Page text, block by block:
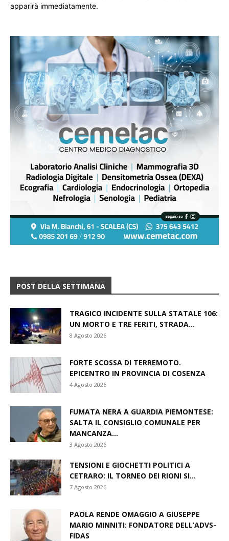
apparirà immediatamente.
POST DELLA SETTIMANA
TRAGICO INCIDENTE SULLA STATALE 106:
UN MORTO E TRE FERITI, STRADA...
8 Agosto 2026
FORTE SCOSSA DI TERREMOTO.
EPICENTRO IN PROVINCIA DI COSENZA
4 Agosto 2026
FUMATA NERA A GUARDIA PIEMONTESE:
SALTA IL CONSIGLIO COMUNALE PER
MANCANZA...
3 Agosto 2026
TENSIONI E GIOCHETTI POLITICI A
CETRARO: IL TORNEO DEI RIONI SI...
7 Agosto 2026
PAOLA RENDE OMAGGIO A GIUSEPPE
MARIO MINNITI: FONDATORE DELL’ADVS-
FIDAS